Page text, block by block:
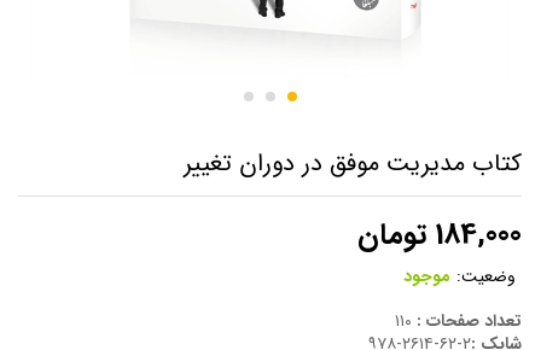
کتاب مدیریت موفق در دوران تغییر
184,000 تومان
وضعیت: موجود
تعداد صفحات :
شابک :۲-۶۲-۲۶۱۴-۹۷۸